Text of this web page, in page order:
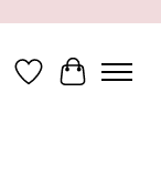
Liste dePanier